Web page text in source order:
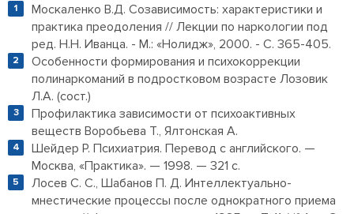
Москаленко В.Д. Созависимость: характеристики и
практика преодоления // Лекции по наркологии под
ред. Н.Н. Иванца. - М.: «Нолидж», 2000. - С. 365-405.
Особенности формирования и психокоррекции
полинаркоманий в подростковом возрасте Лозовик
Л.А. (сост.)
Профилактика зависимости от психоактивных
веществ Воробьева Т., Ялтонская А.
Шейдер Р. Психиатрия. Перевод с английского. —
Москва, «Практика». — 1998. — 321 с.
Лосев С. С., Шабанов П. Д. Интеллектуально-
мнестические процессы после однократного приема